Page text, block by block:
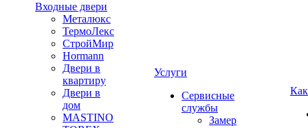
Входные двери
Металюкс
ТермоЛекс
СтройМир
Hormann
Двери в
квартиру
Двери в
дом
MASTINO
Услуги
Сервисные
службы
Замер